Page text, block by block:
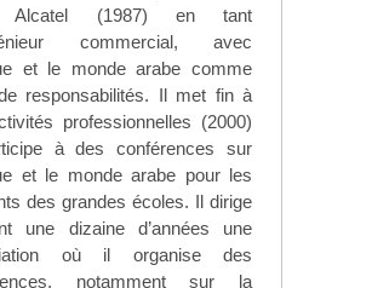
Alcatel (1987) en tant
commercial, avec
et le monde arabe comme
responsabilités. Il met fin à
professionnelles (2000)
à des conférences sur
et le monde arabe pour les
des grandes écoles. Il dirige
une dizaine d’années une
où il organise des
notamment sur la